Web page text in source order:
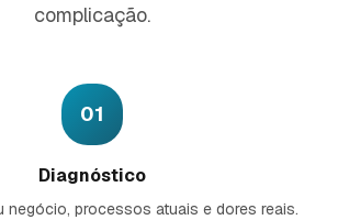
complicação.
01
Diagnóstico
negócio, processos atuais e dores reais.